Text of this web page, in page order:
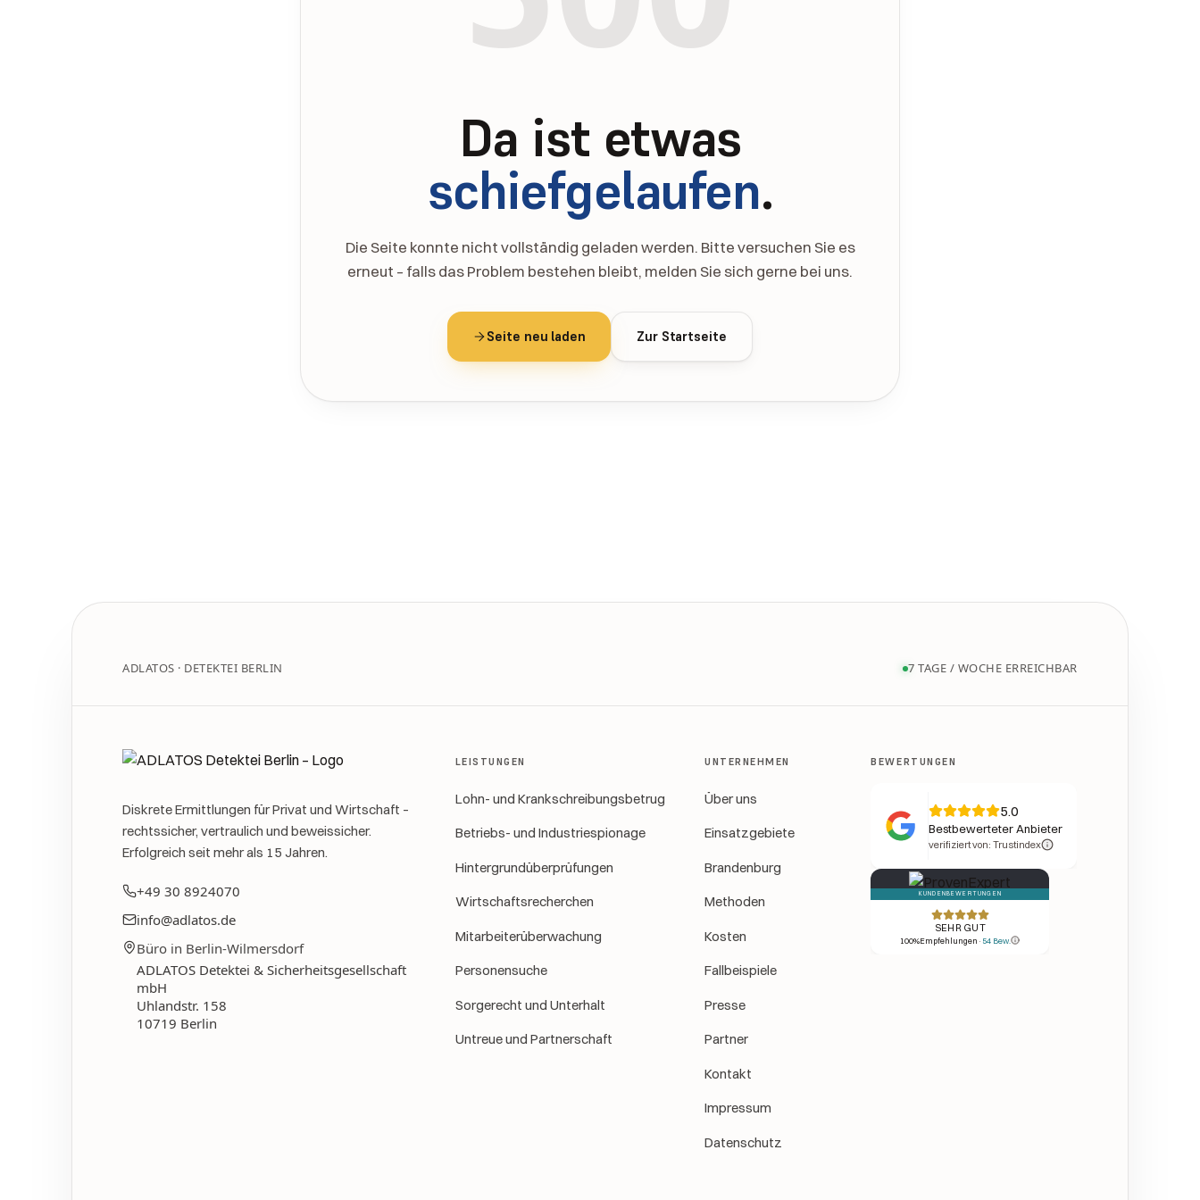
Da ist etwas
schiefgelaufen.
Die Seite konnte nicht vollständig geladen werden. Bitte versuchen Sie es
erneut – falls das Problem bestehen bleibt, melden Sie sich gerne bei uns.
Seite neu laden Zur Startseite
ADLATOS · DETEKTEI BERLIN 7 TAGE / WOCHE ERREICHBAR
Diskrete Ermittlungen für Privat und Wirtschaft –
rechtssicher, vertraulich und beweissicher.
Erfolgreich seit mehr als 15 Jahren.
+49 30 8924070
info@adlatos.de
Büro in Berlin-Wilmersdorf
ADLATOS Detektei & Sicherheitsgesellschaft
mbH
Uhlandstr. 158
10719 Berlin
LEISTUNGEN
Lohn- und Krankschreibungsbetrug
Betriebs- und Industriespionage
Hintergrundüberprüfungen
Wirtschaftsrecherchen
Mitarbeiterüberwachung
Personensuche
Sorgerecht und Unterhalt
Untreue und Partnerschaft
UNTERNEHMEN
Über uns
Einsatzgebiete
Brandenburg
Methoden
Kosten
Fallbeispiele
Presse
Partner
Kontakt
Impressum
Datenschutz
BEWERTUNGEN
5.0
Bestbewerteter Anbieter
verifiziert von: Trustindex
KUNDENBEWERTUNGEN
SEHR GUT
100%Empfehlungen · 54 Bew.